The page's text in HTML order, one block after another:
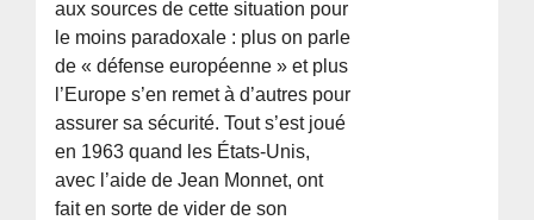
aux sources de cette situation pour
le moins paradoxale : plus on parle
de « défense européenne » et plus
l’Europe s’en remet à d’autres pour
assurer sa sécurité. Tout s’est joué
en 1963 quand les États-Unis,
avec l’aide de Jean Monnet, ont
fait en sorte de vider de son